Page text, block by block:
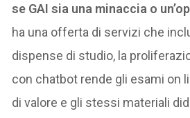
se GAI sia una minaccia o
ha una offerta di servizi che
dispense di studio, la
con chatbot rende gli esami on
di valore e gli stessi materiali